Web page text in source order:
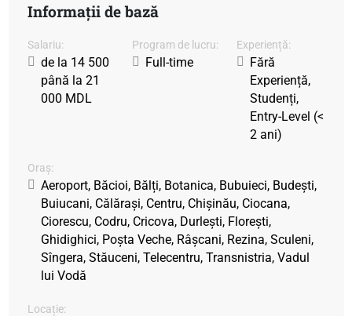
Informații de bază
Salariu:
de la 14 500
până la 21
000 MDL
Program de lucru:
Full-time
Experiență:
Fără
Experiență,
Studenți,
Entry-Level (<
2 ani)
Oraș:
Aeroport, Băcioi, Bălți, Botanica, Bubuieci, Budești,
Buiucani, Călărași, Centru, Chișinău, Ciocana,
Ciorescu, Codru, Cricova, Durlești, Florești,
Ghidighici, Poșta Veche, Râșcani, Rezina, Sculeni,
Sîngera, Stăuceni, Telecentru, Transnistria, Vadul
lui Vodă
Locație: